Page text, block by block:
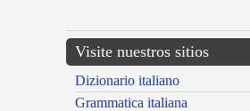
Visite nuestros sitios
Dizionario italiano
Grammatica italiana